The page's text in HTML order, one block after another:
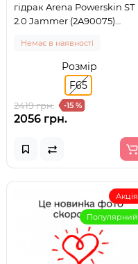
гідрак Arena Powerskin ST
2.0 Jammer (2A90075)
Немає в наявності
Розмір
F65
2419 грн. -15 %
2056 грн.
Акція
Популярний